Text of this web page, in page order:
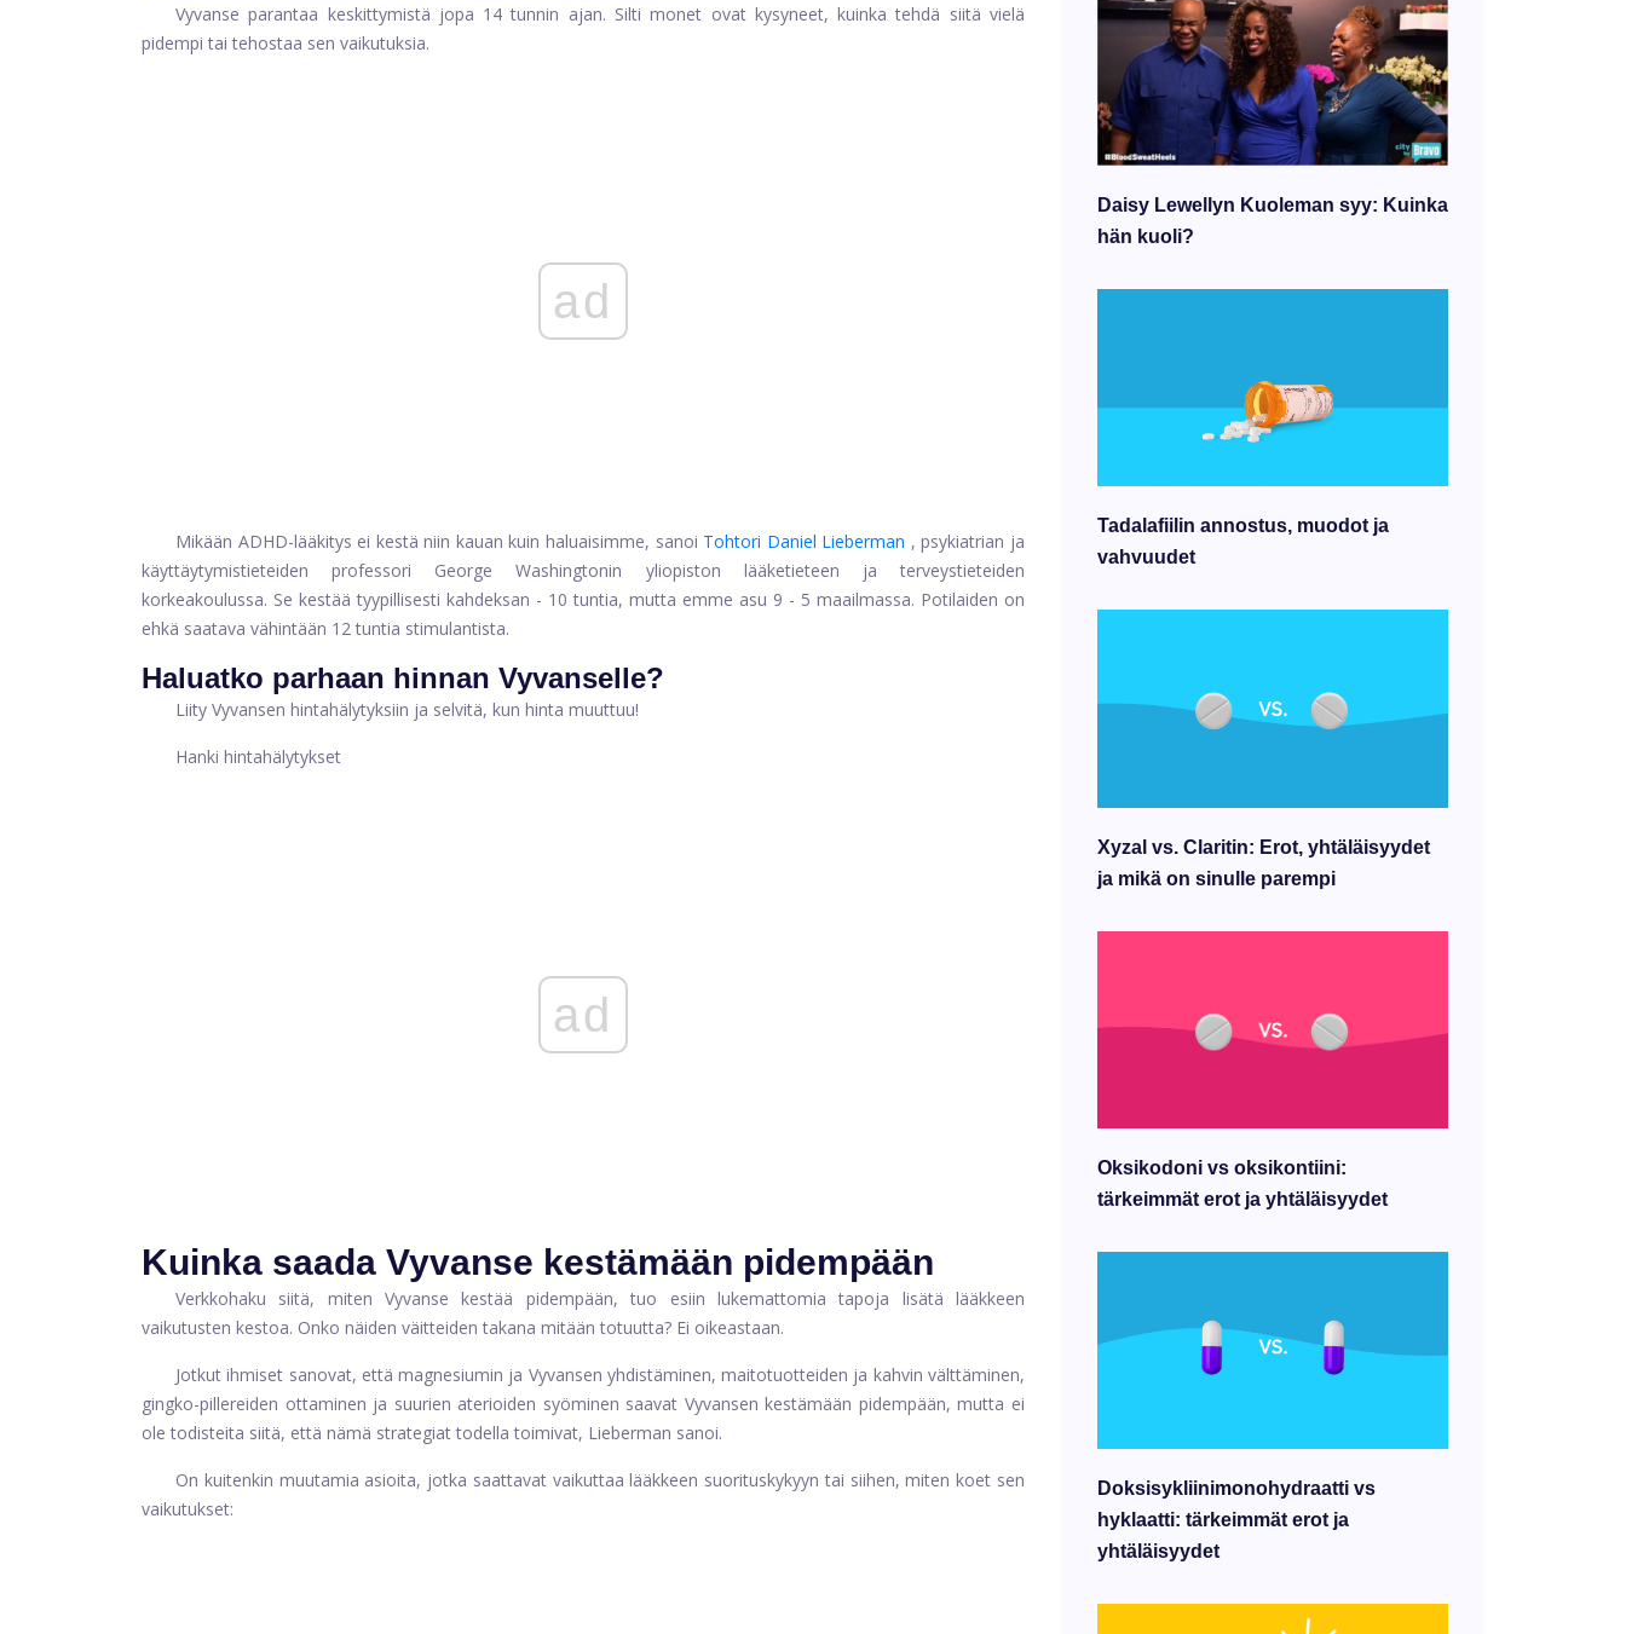
Vyvanse parantaa keskittymistä jopa 14 tunnin ajan. Silti monet ovat kysyneet, kuinka tehdä siitä vielä
pidempi tai tehostaa sen vaikutuksia.
ad
Mikään ADHD-lääkitys ei kestä niin kauan kuin haluaisimme, sanoi Tohtori Daniel Lieberman , psykiatrian ja
käyttäytymistieteiden professori George Washingtonin yliopiston lääketieteen ja terveystieteiden
korkeakoulussa. Se kestää tyypillisesti kahdeksan - 10 tuntia, mutta emme asu 9 - 5 maailmassa. Potilaiden on
ehkä saatava vähintään 12 tuntia stimulantista.
Haluatko parhaan hinnan Vyvanselle?
Liity Vyvansen hintahälytyksiin ja selvitä, kun hinta muuttuu!
Hanki hintahälytykset
ad
Kuinka saada Vyvanse kestämään pidempään
Verkkohaku siitä, miten Vyvanse kestää pidempään, tuo esiin lukemattomia tapoja lisätä lääkkeen
vaikutusten kestoa. Onko näiden väitteiden takana mitään totuutta? Ei oikeastaan.
Jotkut ihmiset sanovat, että magnesiumin ja Vyvansen yhdistäminen, maitotuotteiden ja kahvin välttäminen,
gingko-pillereiden ottaminen ja suurien aterioiden syöminen saavat Vyvansen kestämään pidempään, mutta ei
ole todisteita siitä, että nämä strategiat todella toimivat, Lieberman sanoi.
On kuitenkin muutamia asioita, jotka saattavat vaikuttaa lääkkeen suorituskykyyn tai siihen, miten koet sen
vaikutukset:
Daisy Lewellyn Kuoleman syy: Kuinka
hän kuoli?
Tadalafiilin annostus, muodot ja
vahvuudet
Xyzal vs. Claritin: Erot, yhtäläisyydet
ja mikä on sinulle parempi
Oksikodoni vs oksikontiini:
tärkeimmät erot ja yhtäläisyydet
Doksisykliinimonohydraatti vs
hyklaatti: tärkeimmät erot ja
yhtäläisyydet